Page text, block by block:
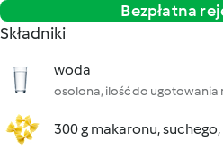
Bezpłatna
Składniki
woda
osolona, ilość do ugotowania
300 g makaronu,